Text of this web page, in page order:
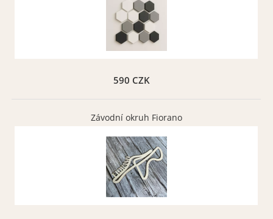
Hnědá oříšková matná
Vybrat
Tmavě šedá matná 073
Vybrat
590 CZK
Závodní okruh Fiorano